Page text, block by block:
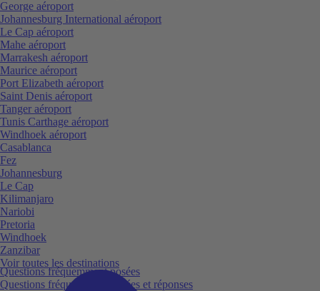
Questions fréquemment posées
Questions fréquemment posées et réponses
George aéroport
Johannesburg International aéroport
Le Cap aéroport
Mahe aéroport
Marrakesh aéroport
Maurice aéroport
Port Elizabeth aéroport
Saint Denis aéroport
Tanger aéroport
Tunis Carthage aéroport
Windhoek aéroport
Casablanca
Fez
Johannesburg
Le Cap
Kilimanjaro
Nariobi
Pretoria
Windhoek
Zanzibar
Voir toutes les destinations